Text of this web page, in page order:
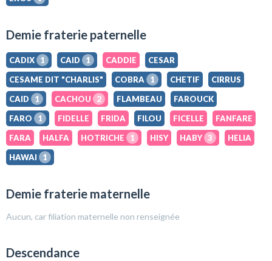
Demie fraterie paternelle
CADIX 1 CAID 1 CADDIE
CESAR
CESAME DIT "CHARLIS"
COBRA 1 CHETIF
CIRRUS
CAID
1 CACHOU 2 FLAMBEAU
FAROUCK
FARO
1 FIDELLE FRIDA FILOU FICELLE
FANFARE
FARA
HALFA HOTRICHE 1 HISY HABY 3
HELIA
HAWAI
1
Demie fraterie maternelle
Aucun, car filiation maternelle non renseignée
Descendance